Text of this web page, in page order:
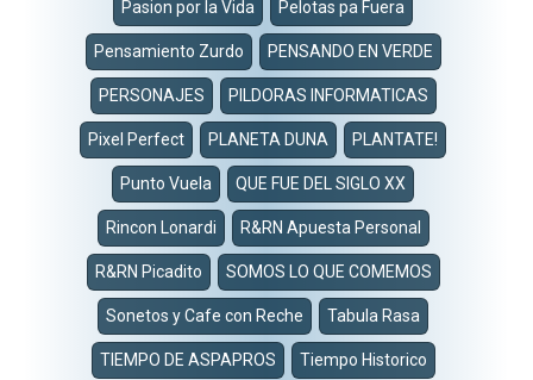
Pasion por la Vida Pelotas pa Fuera
Pensamiento Zurdo PENSANDO EN VERDE
PERSONAJES PILDORAS INFORMATICAS
Pixel Perfect PLANETA DUNA PLANTATE!
Punto Vuela QUE FUE DEL SIGLO XX
Rincon Lonardi R&RN Apuesta Personal
R&RN Picadito SOMOS LO QUE COMEMOS
Sonetos y Cafe con Reche Tabula Rasa
TIEMPO DE ASPAPROS Tiempo Historico